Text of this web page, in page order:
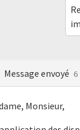
Message envoyé
Monsieur,